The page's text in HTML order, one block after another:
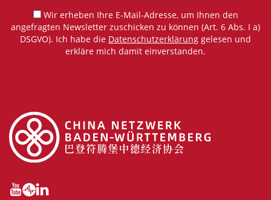
Wir erheben Ihre E-Mail-Adresse, um Ihnen den
angefragten Newsletter zuschicken zu können (Art. 6 Abs. I a)
DSGVO). Ich habe die Datenschutzerklärung gelesen und
erkläre mich damit einverstanden.